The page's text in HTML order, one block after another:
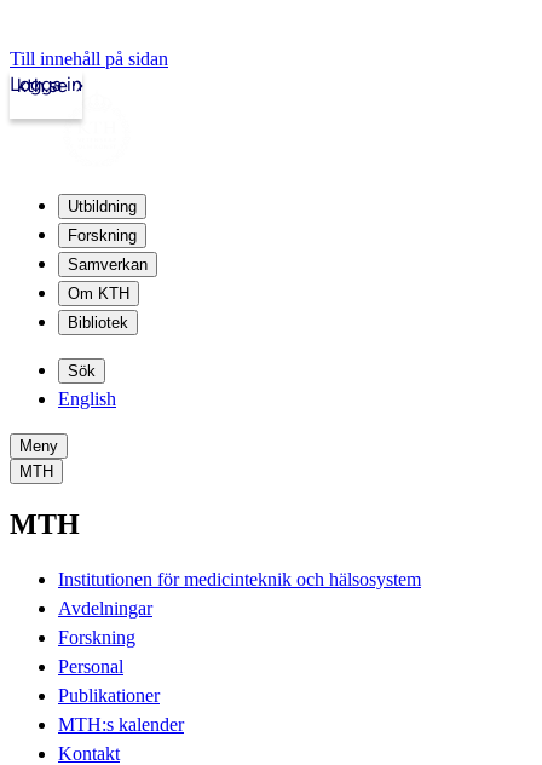
Till innehåll på sidan
kth.se
Logga in
Utbildning
Forskning
Samverkan
Om KTH
Bibliotek
Sök
English
Meny
MTH
MTH
Institutionen för medicinteknik och hälsosystem
Avdelningar
Forskning
Personal
Publikationer
MTH:s kalender
Kontakt